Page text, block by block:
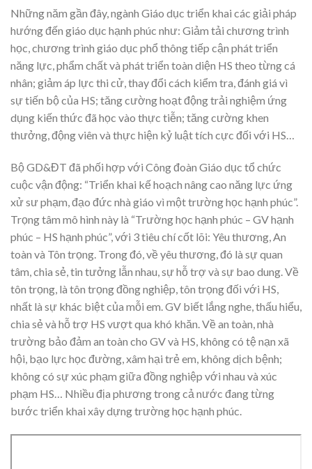
Những năm gần đây, ngành Giáo dục triển khai các giải pháp
hướng đến giáo dục hạnh phúc như: Giảm tải chương trình
học, chương trình giáo dục phổ thông tiếp cận phát triển
năng lực, phẩm chất và phát triển toàn diện HS theo từng cá
nhân; giảm áp lực thi cử, thay đổi cách kiểm tra, đánh giá vì
sự tiến bộ của HS; tăng cường hoạt động trải nghiệm ứng
dụng kiến thức đã học vào thực tiễn; tăng cường khen
thưởng, động viên và thực hiện kỷ luật tích cực đối với HS…
Bộ GD&ĐT đã phối hợp với Công đoàn Giáo dục tổ chức
cuộc vận động: “Triển khai kế hoạch nâng cao năng lực ứng
xử sư phạm, đạo đức nhà giáo vì một trường học hạnh phúc”.
Trọng tâm mô hình này là “Trường học hạnh phúc – GV hạnh
phúc – HS hạnh phúc”, với 3 tiêu chí cốt lõi: Yêu thương, An
toàn và Tôn trọng. Trong đó, về yêu thương, đó là sự quan
tâm, chia sẻ, tin tưởng lẫn nhau, sự hỗ trợ và sự bao dung. Về
tôn trọng, là tôn trọng đồng nghiệp, tôn trọng đối với HS,
nhất là sự khác biệt của mỗi em. GV biết lắng nghe, thấu hiểu,
chia sẻ và hỗ trợ HS vượt qua khó khăn. Về an toàn, nhà
trường bảo đảm an toàn cho GV và HS, không có tệ nạn xã
hội, bạo lực học đường, xâm hại trẻ em, không dịch bệnh;
không có sự xúc phạm giữa đồng nghiệp với nhau và xúc
phạm HS… Nhiều địa phương trong cả nước đang từng
bước triển khai xây dựng trường học hạnh phúc.